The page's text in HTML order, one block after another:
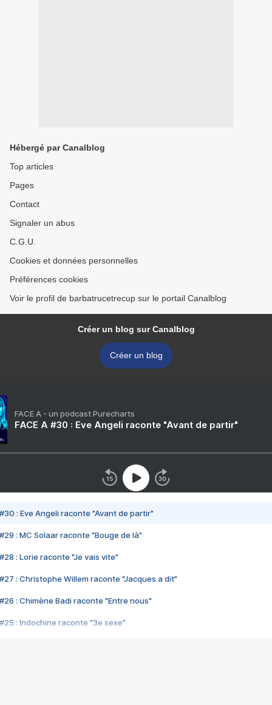
Hébergé par Canalblog
Top articles
Pages
Contact
Signaler un abus
C.G.U.
Cookies et données personnelles
Préférences cookies
Voir le profil de barbatrucetrecup sur le portail Canalblog
Créer un blog sur Canalblog
Créer un blog
FACE A - un podcast Purecharts
FACE A #30 : Eve Angeli raconte "Avant de partir"
#30 : Eve Angeli raconte "Avant de partir"
#29 : MC Solaar raconte "Bouge de là"
#28 : Lorie raconte "Je vais vite"
#27 : Christophe Willem raconte "Jacques a dit"
#26 : Chimène Badi raconte "Entre nous"
#25 : Indochine raconte "3e sexe"